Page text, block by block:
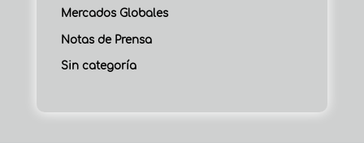
Mercados Globales
Notas de Prensa
Sin categoría